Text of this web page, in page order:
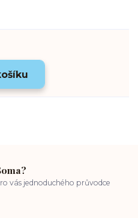
vás jednoduchého průvodce